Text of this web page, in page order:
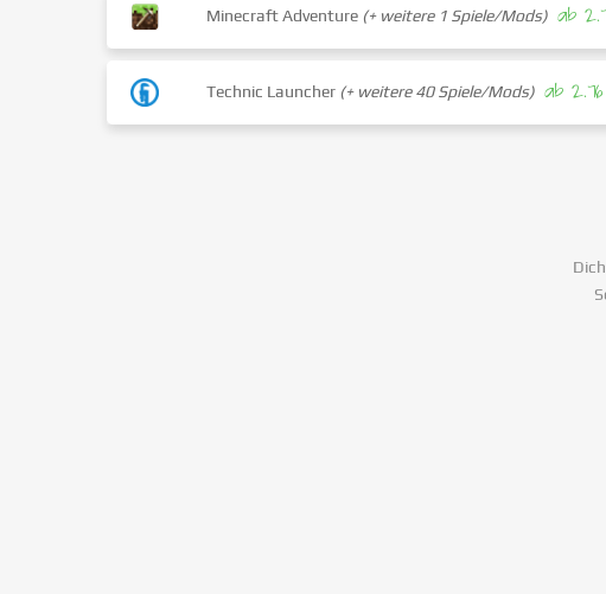
Minecraft Adventure (+ weitere 1 Spiele/Mods) ab
Technic Launcher (+ weitere 40 Spiele/Mods) ab